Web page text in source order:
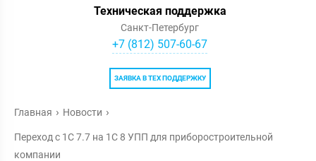
Техническая поддержка
Санкт-Петербург
+7 (812) 507-60-67
ЗАЯВКА В ТЕХ ПОДДЕРЖКУ
Главная Новости
Переход с 1С 7.7 на 1С 8 УПП для приборостроительной
компании